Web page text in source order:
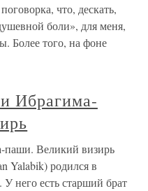
что, дескать,
боли», для меня,
Более того, на фоне
Ибрагима-
Великий визирь
Yalabik) родился в
У него есть старший брат